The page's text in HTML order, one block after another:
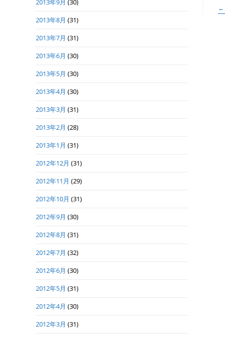
←
2013年9月 (30)
2013年8月 (31)
2013年7月 (31)
2013年6月 (30)
2013年5月 (30)
2013年4月 (30)
2013年3月 (31)
2013年2月 (28)
2013年1月 (31)
2012年12月 (31)
2012年11月 (29)
2012年10月 (31)
2012年9月 (30)
2012年8月 (31)
2012年7月 (32)
2012年6月 (30)
2012年5月 (31)
2012年4月 (30)
2012年3月 (31)